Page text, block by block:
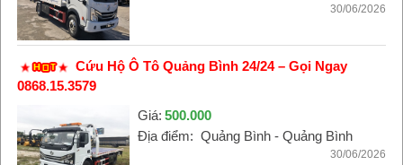
30/06/2026
Cứu Hộ Ô Tô Quảng Bình 24/24 – Gọi Ngay
0868.15.3579
Giá: 500.000
Địa điểm: Quảng Bình - Quảng Bình
30/06/2026